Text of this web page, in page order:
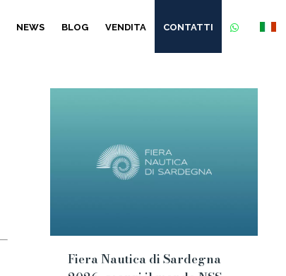
NEWS BLOG VENDITA CONTATTI
Fiera Nautica di Sardegna